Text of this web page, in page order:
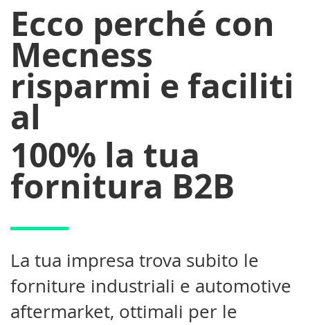
Ecco perché con
Mecness
risparmi e faciliti
al
100% la tua
fornitura B2B
La tua impresa trova subito le
forniture industriali e automotive
aftermarket, ottimali per le